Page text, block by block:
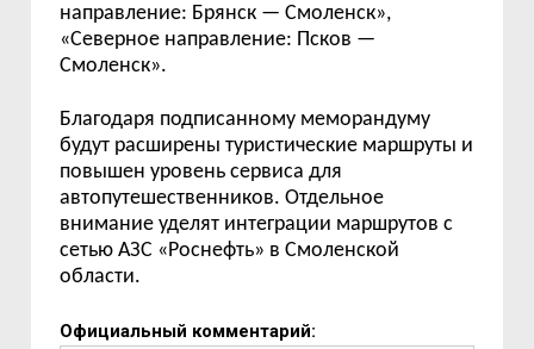
направление: Брянск — Смоленск»,
«Северное направление: Псков —
Смоленск».
Благодаря подписанному меморандуму
будут расширены туристические маршруты и
повышен уровень сервиса для
автопутешественников. Отдельное
внимание уделят интеграции маршрутов с
сетью АЗС «Роснефть» в Смоленской
области.
Официальный комментарий: